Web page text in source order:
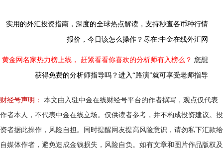
实用的外汇投资指南， 深度的全球热点解读， 支持秒查各币种行情
报价，今日该怎么操作？尽在:中金在线外汇网
黄金网名家热力榜上线， 赶紧看看你喜欢的分析师有入榜么？ 您想
获得免费的分析师指导吗？进入“路演”就可享受老师指导
财经号声明：
本文由入驻中金在线财经号平台的作者撰写，观点仅代表
作者本人，不代表中金在线立场。仅供读者参考，并不构成投资建议。投
资者据此操作，风险自担。同时提醒网友提高风险意识，请勿私下汇款给
自媒体作者，避免造成金钱损失，风险自负。如有文章和图片作品版权及